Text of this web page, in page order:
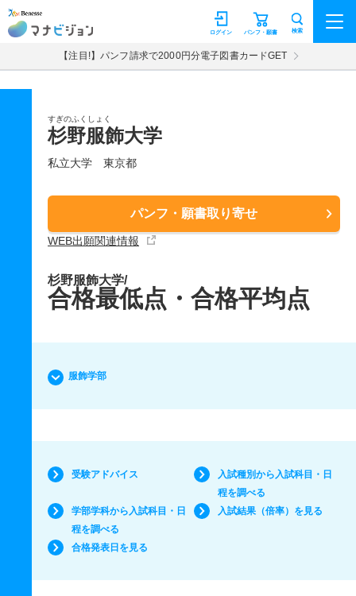
マナビジョン パンフ・願書
ログイン 検索
【注目!】パンフ請求で2000円分電子図書カードGET
すぎのふくしょく
杉野服飾大学
私立大学 東京都
パンフ・願書取り寄せ
WEB出願関連情報
杉野服飾大学/
合格最低点・合格平均点
服飾学部
受験アドバイス
入試種別から入試科目・日
程を調べる
学部学科から入試科目・日
程を調べる
入試結果（倍率）を見る
合格発表日を見る